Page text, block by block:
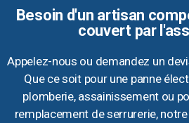
Besoin d'un artisan
couvert par
Appelez-nous ou demandez un
Que ce soit pour une panne
plomberie, assainissement ou
remplacement de serrurerie,